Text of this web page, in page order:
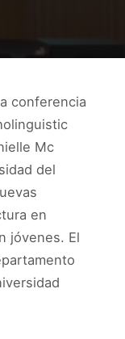
conferencia
Mc
del
en
jóvenes. El